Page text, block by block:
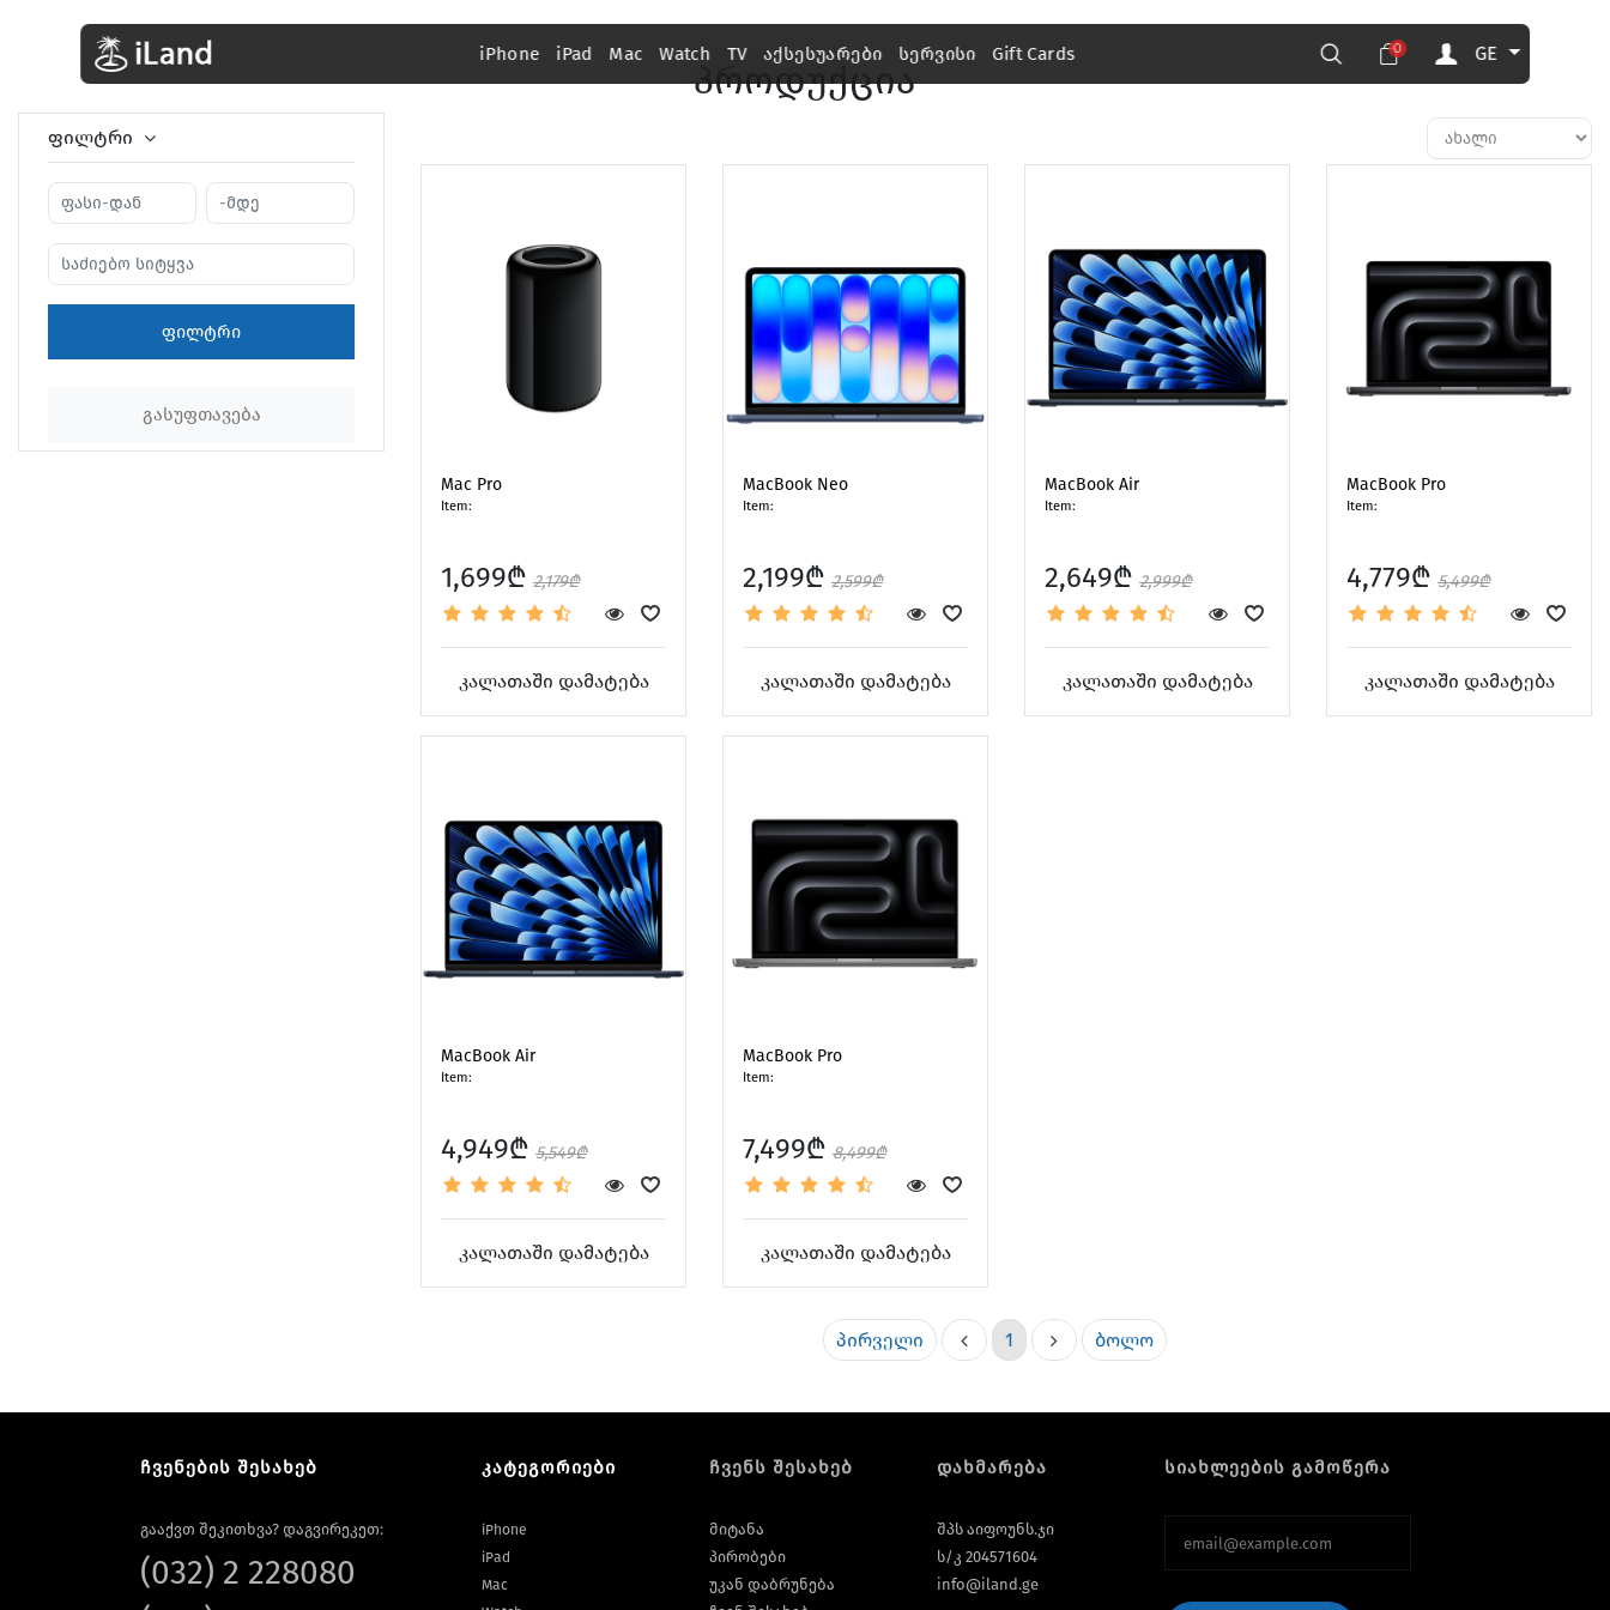
iPhone iPad Mac Watch TV აქსესუარები სერვისი Gift Cards 0 GE
პროდუქცია
ფილტრი
ᲤᲘᲚᲢᲠᲘ
ᲒᲐᲡᲣᲤᲗᲐᲕᲔᲑᲐ
Mac Pro
Item:
1,699₾ 2,179₾
კალათაში დამატება
MacBook Neo
Item:
2,199₾ 2,599₾
კალათაში დამატება
MacBook Air
Item:
2,649₾ 2,999₾
კალათაში დამატება
MacBook Pro
Item:
4,779₾ 5,499₾
კალათაში დამატება
MacBook Air
Item:
4,949₾ 5,549₾
კალათაში დამატება
MacBook Pro
Item:
7,499₾ 8,499₾
კალათაში დამატება
პირველი 1 ბოლო
ჩვენების შესახებ
გააქვთ შეკითხვა? დაგვირეკეთ:
(032) 2 228080
კატეგორიები
iPhone
iPad
Mac
ჩვენს შესახებ
მიტანა
პირობები
უკან დაბრუნება
დახმარება
შპს აიფოუნს.ჯი
ს/კ 204571604
info@iland.ge
სიახლეების გამოწერა